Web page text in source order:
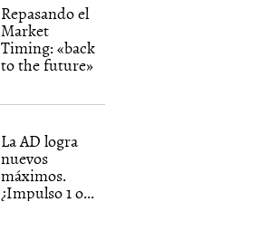
Repasando el
Market
Timing: «back
to the future»
La AD logra
nuevos
máximos.
¿Impulso 1 o...